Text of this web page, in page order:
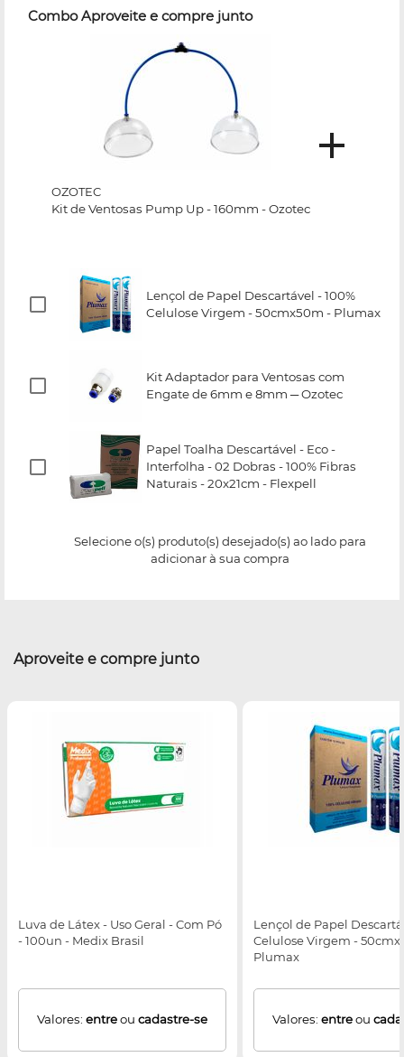
Combo Aproveite e compre junto
OZOTEC
Kit de Ventosas Pump Up - 160mm - Ozotec
Lençol de Papel Descartável - 100%
Celulose Virgem - 50cmx50m - Plumax
Kit Adaptador para Ventosas com
Engate de 6mm e 8mm ─ Ozotec
Papel Toalha Descartável - Eco -
Interfolha - 02 Dobras - 100% Fibras
Naturais - 20x21cm - Flexpell
Selecione o(s) produto(s) desejado(s) ao lado para
adicionar à sua compra
Aproveite e compre junto
Luva de Látex - Uso Geral - Com Pó
- 100un - Medix Brasil
Valores: entreou cadastre-se
Lençol de Papel
Celulose Virgem -
Plumax
Valores: entreou